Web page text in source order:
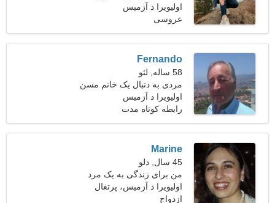
زن بی پروا هستم
اولیویرا د آزمیس
عروسی
Fernando
58 ساله, لئو
مردی به دنبال یک خانم مسن
اولیویرا د آزمیس
رابطه کوتاه مدت
Marine
45 سال, دلو
من برای زندگی به یک مرد
قوی نیاز دارم
اولیویرا د آزمیس، پرتغال
ازدواج